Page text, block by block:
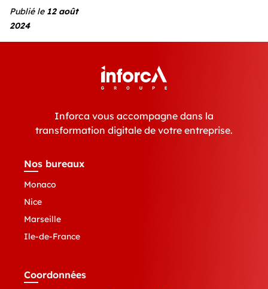
Publié le 12 août
2024
Inforca vous accompagne dans la
transformation digitale de votre entreprise.
Nos bureaux
Monaco
Nice
Marseille
Ile-de-France
Coordonnées